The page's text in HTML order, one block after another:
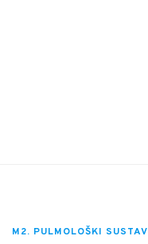
M2. PULMOLOŠKI SUSTAV